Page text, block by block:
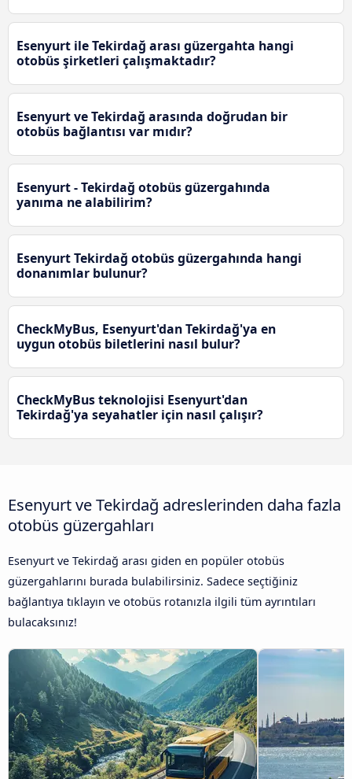
Esenyurt ile Tekirdağ arası güzergahta hangi
otobüs şirketleri çalışmaktadır?
Esenyurt ve Tekirdağ arasında doğrudan bir
otobüs bağlantısı var mıdır?
Esenyurt - Tekirdağ otobüs güzergahında
yanıma ne alabilirim?
Esenyurt Tekirdağ otobüs güzergahında hangi
donanımlar bulunur?
CheckMyBus, Esenyurt'dan Tekirdağ'ya en
uygun otobüs biletlerini nasıl bulur?
CheckMyBus teknolojisi Esenyurt'dan
Tekirdağ'ya seyahatler için nasıl çalışır?
Esenyurt ve Tekirdağ adreslerinden daha fazla
otobüs güzergahları
Esenyurt ve Tekirdağ arası giden en popüler otobüs
güzergahlarını burada bulabilirsiniz. Sadece seçtiğiniz
bağlantıya tıklayın ve otobüs rotanızla ilgili tüm ayrıntıları
bulacaksınız!